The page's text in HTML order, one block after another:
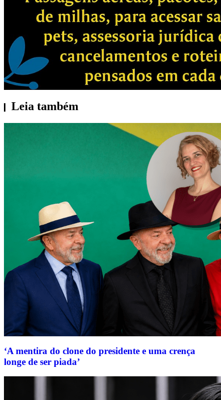
Leia também
‘A mentira do clone do presidente e uma crença
longe de ser piada’